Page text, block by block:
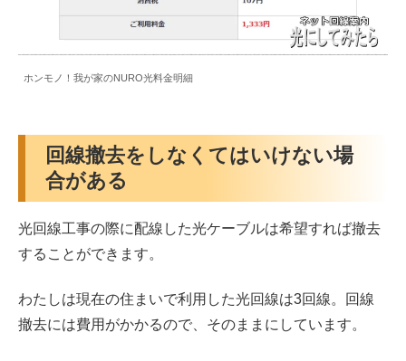
ホンモノ！我が家のNURO光料金明細
回線撤去をしなくてはいけない場
合がある
光回線工事の際に配線した光ケーブルは希望すれば撤去
することができます。
わたしは現在の住まいで利用した光回線は3回線。回線
撤去には費用がかかるので、そのままにしています。